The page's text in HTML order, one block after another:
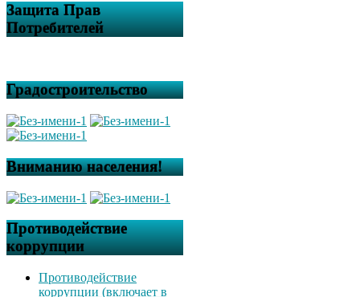
Защита Прав
Потребителей
Градостроительство
Вниманию населения!
Противодействие
коррупции
Противодействие
коррупции (включает в